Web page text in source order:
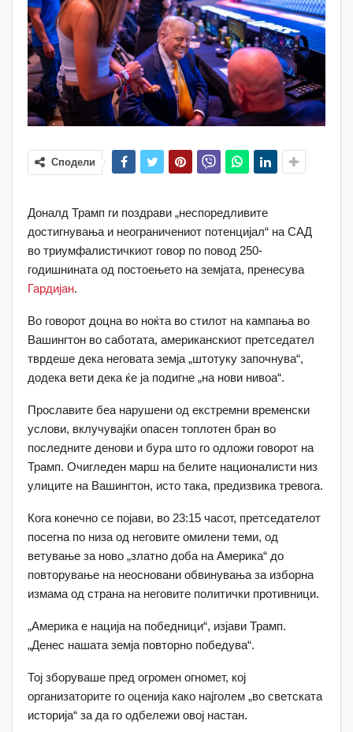
Сподели
Доналд Трамп ги поздрави „неспоредливите
достигнувања и неограничениот потенцијал“ на САД
во триумфалистичкиот говор по повод 250-
годишнината од постоењето на земјата, пренесува
Гардијан.
Во говорот доцна во ноќта во стилот на кампања во
Вашингтон во саботата, американскиот претседател
тврдеше дека неговата земја „штотуку започнува“,
додека вети дека ќе ја подигне „на нови нивоа“.
Прославите беа нарушени од екстремни временски
услови, вклучувајќи опасен топлотен бран во
последните денови и бура што го одложи говорот на
Трамп. Очигледен марш на белите националисти низ
улиците на Вашингтон, исто така, предизвика тревога.
Кога конечно се појави, во 23:15 часот, претседателот
посегна по низа од неговите омилени теми, од
ветување за ново „златно доба на Америка“ до
повторување на неосновани обвинувања за изборна
измама од страна на неговите политички противници.
„Америка е нација на победници“, изјави Трамп.
„Денес нашата земја повторно победува“.
Тој зборуваше пред огромен огномет, кој
организаторите го оценија како најголем „во светската
историја“ за да го одбележи овој настан.